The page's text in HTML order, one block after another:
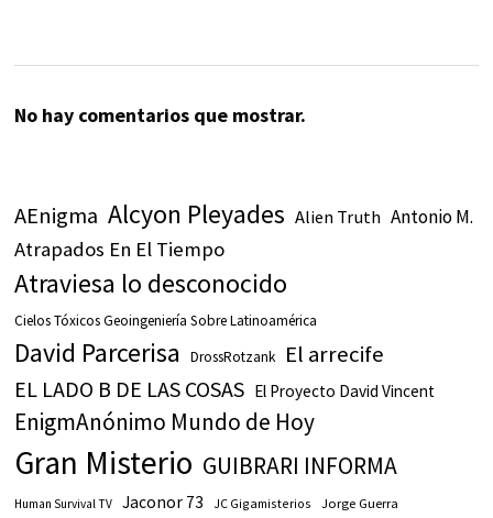
No hay comentarios que mostrar.
AEnigma Alcyon Pleyades Alien Truth Antonio M.
Atrapados En El Tiempo
Atraviesa lo desconocido
Cielos Tóxicos Geoingeniería Sobre Latinoamérica
David Parcerisa DrossRotzank El arrecife
EL LADO B DE LAS COSAS El Proyecto David Vincent
EnigmAnónimo Mundo de Hoy
Gran Misterio GUIBRARI INFORMA
Human Survival TV Jaconor 73 JC Gigamisterios Jorge Guerra